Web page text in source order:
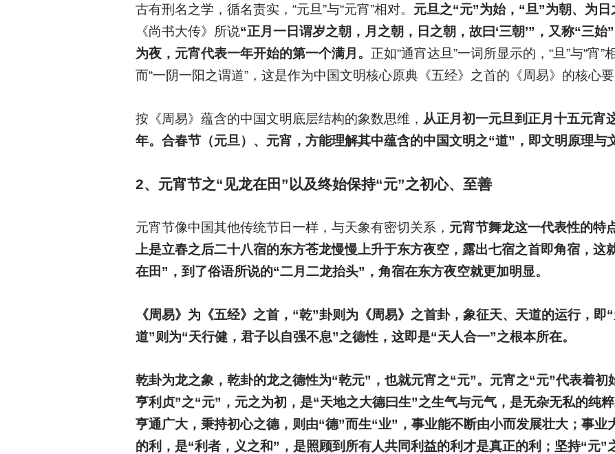
古有刑名之学，循名责实，“元旦”与“元宵”相对。 元旦之“元”为始，“旦”为朝、为日
《尚书大传》所说“正月一日谓岁之朝，月之朝，日之朝，故曰‘三朝’”，又称“三始
为夜，元宵代表一年开始的第一个满月。 正如“通宵达旦”一词所显示的，“旦”与“宵”
而“一阴一阳之谓道”，这是作为中国文明核心原典《五经》之首的《周易》的核心要
按《周易》蕴含的中国文明底层结构的象数思维， 从正月初一元旦到正月十五元宵
年。合春节（元旦）、元宵，方能理解其中蕴含的中国文明之“道”，即文明原理与
2、元宵节之“见龙在田”以及终始保持“元”之初心、至善
元宵节像中国其他传统节日一样，与天象有密切关系， 元宵节舞龙这一代表性的特
上是立春之后二十八宿的东方苍龙慢慢上升于东方夜空，露出七宿之首即角宿，这
在田”，到了俗语所说的“二月二龙抬头”，角宿在东方夜空就更加明显。
《周易》为《五经》之首，“乾”卦则为《周易》之首卦，象征天、天道的运行，即
道”则为“天行健，君子以自强不息”之德性，这即是“天人合一”之根本所在。
乾卦为龙之象，乾卦的龙之德性为“乾元”，也就元宵之“元”。元宵之“元”代表着初
亨利贞”之“元”，元之为初，是“天地之大德曰生”之生气与元气，是无杂无私的纯
亨通广大，秉持初心之德，则由“德”而生“业”，事业能不断由小而发展壮大；事业
的利，是“利者，义之和”，是照顾到所有人共同利益的利才是真正的利；坚持“元”